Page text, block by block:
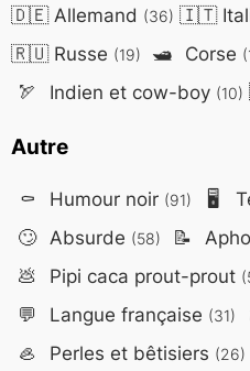
🇩🇪Allemand (36) 🇮🇹
🇷🇺Russe (19) 🛥️ Corse
🏹 Indien et cow-boy (10)
Autre
⚰️ Humour noir (91) 🖥️
🙄 Absurde (58) 📝
💩 Pipi caca prout-prout
💬 Langue française (31)
🦪 Perles et bêtisiers (26)